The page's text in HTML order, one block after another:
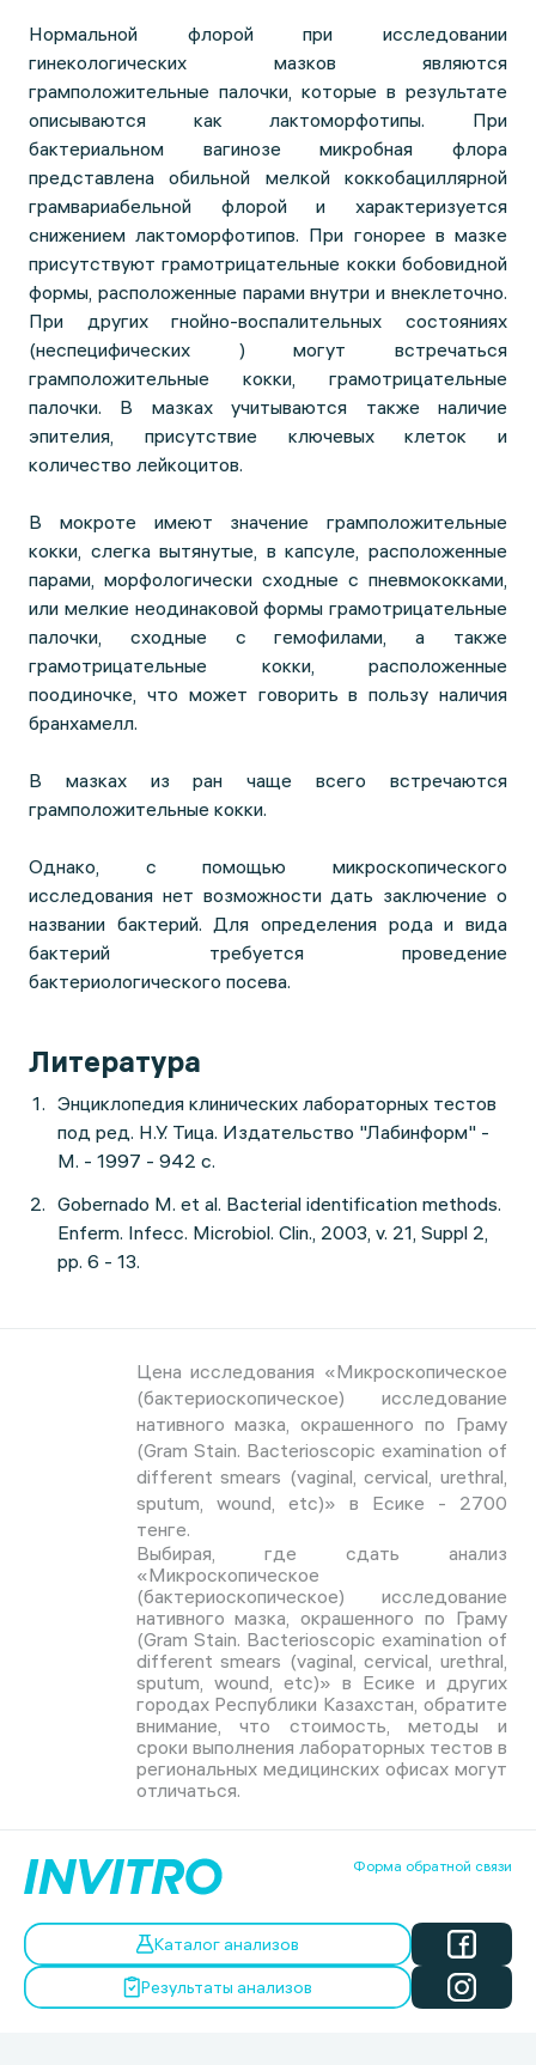
Нормальной флорой при исследовании
гинекологических мазков являются
грамположительные палочки, которые в результате
описываются как лактоморфотипы. При
бактериальном вагинозе микробная флора
представлена обильной мелкой коккобациллярной
грамвариабельной флорой и характеризуется
снижением лактоморфотипов. При гонорее в мазке
присутствуют грамотрицательные кокки бобовидной
формы, расположенные парами внутри и внеклеточно.
При других гнойно-воспалительных состояниях
(неспецифических ) могут встречаться
грамположительные кокки, грамотрицательные
палочки. В мазках учитываются также наличие
эпителия, присутствие ключевых клеток и
количество лейкоцитов.
В мокроте имеют значение грамположительные
кокки, слегка вытянутые, в капсуле, расположенные
парами, морфологически сходные с пневмококками,
или мелкие неодинаковой формы грамотрицательные
палочки, сходные с гемофилами, а также
грамотрицательные кокки, расположенные
поодиночке, что может говорить в пользу наличия
бранхамелл.
В мазках из ран чаще всего встречаются
грамположительные кокки.
Однако, с помощью микроскопического
исследования нет возможности дать заключение о
названии бактерий. Для определения рода и вида
бактерий требуется проведение
бактериологического посева.
Литература
Энциклопедия клинических лабораторных тестов
под ред. Н.У. Тица. Издательство "Лабинформ" -
М. - 1997 - 942 с.
Gobernado M. et al. Bacterial identification methods.
Enferm. Infecc. Microbiol. Clin., 2003, v. 21, Suppl 2,
pp. 6 - 13.
Цена исследования «Микроскопическое
(бактериоскопическое) исследование
нативного мазка, окрашенного по Граму
(Gram Stain. Bacterioscopic examination of
different smears (vaginal, cervical, urethral,
sputum, wound, etc)» в Есике - 2700
тенге.
Выбирая, где сдать анализ
«Микроскопическое
(бактериоскопическое) исследование
нативного мазка, окрашенного по Граму
(Gram Stain. Bacterioscopic examination of
different smears (vaginal, cervical, urethral,
sputum, wound, etc)» в Есике и других
городах Республики Казахстан, обратите
внимание, что стоимость, методы и
сроки выполнения лабораторных тестов в
региональных медицинских офисах могут
отличаться.
Форма обратной связи
Каталог анализов
Результаты анализов